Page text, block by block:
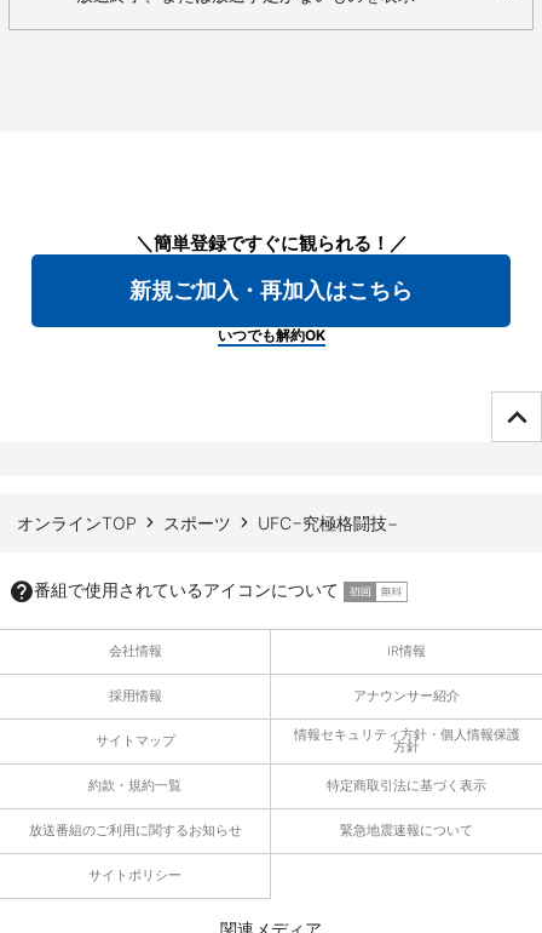
＼簡単登録ですぐに観られる！／
新規ご加入・再加入はこちら
いつでも解約OK
オンラインTOP スポーツ UFC−究極格闘技−
番組で使用されているアイコンについて
会社情報 IR情報
採用情報 アナウンサー紹介
サイトマップ 情報セキュリティ方針・個人情報保護
方針
約款・規約一覧 特定商取引法に基づく表示
放送番組のご利用に関するお知らせ 緊急地震速報について
サイトポリシー
関連メディア